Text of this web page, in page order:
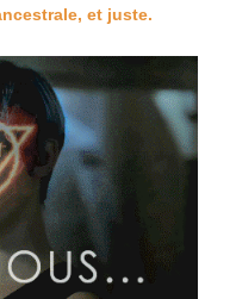
et juste.